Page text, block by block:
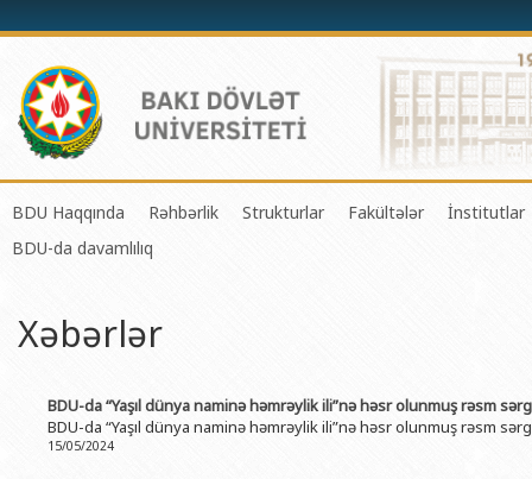
BDU Haqqında
BDU-nun tarixi
BDU-nun İnkişaf Proqramı (2014-2020)
BDU-nun üzv olduğu beynəlxalq təşkilatlar
Rəhbərlik
Həmkarlar İttifaqı Komitəsi
Strukturlar
Xarici tələbələrlə iş şöbəsi
Fakültələr
Biologiya fakültəsi
İnstitutlar
və
BDU-da davamlılıq
Xəbərlər
BDU-da “Yaşıl dünya naminə həmrəylik ili”nə həsr olunmuş rəsm
BDU-da “Yaşıl dünya naminə həmrəylik ili”nə həsr olunmuş rəsm
15/05/2024